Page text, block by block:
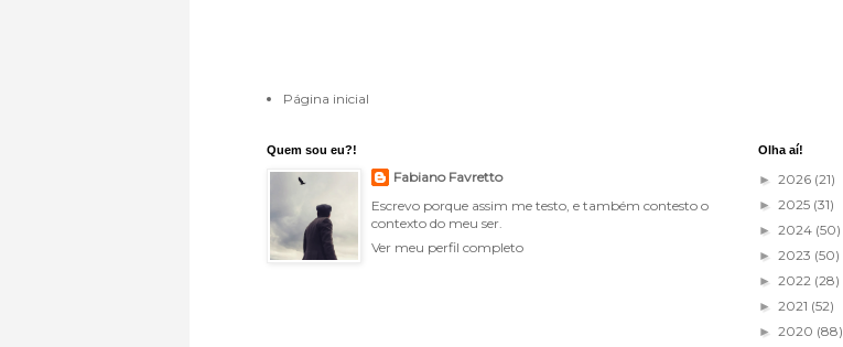
Página inicial
Quem sou eu?!
Fabiano Favretto
Escrevo porque assim me testo, e também contesto o
contexto do meu ser.
Ver meu perfil completo
Olha aí!
► 2026 (21)
► 2025 (31)
► 2024 (50)
► 2023 (50)
► 2022 (28)
► 2021 (52)
► 2020 (88)